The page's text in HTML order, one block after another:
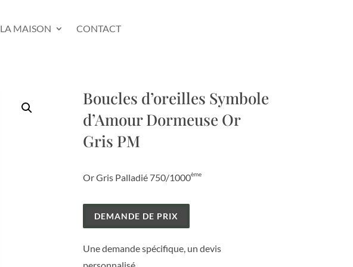
LA MAISON CONTACT
Boucles d’oreilles Symbole
d’Amour Dormeuse Or
Gris PM
Or Gris Palladié 750/1000ème
DEMANDE DE PRIX
Une demande spécifique, un devis